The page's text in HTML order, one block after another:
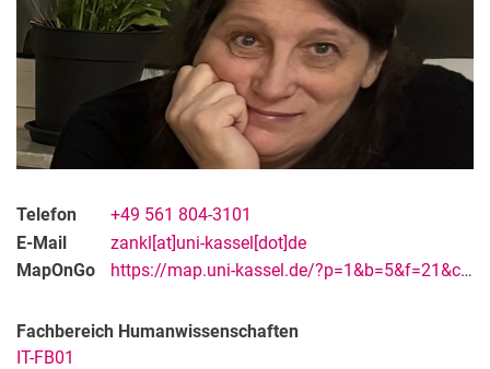
Informationsmanagement
Aktuelles
Nutzerservice
PC-Pool-Service
IT-Sicherheit
IT-Team
Anmeldung IT-Überblick
Telefon
+49 561 804-3101
E-Mail
zankl[at]uni-kassel[dot]de
MapOnGo
https://map.uni-kassel.de/?p=1&b=5&f=21&c=28413&l=9019&lang=de&fb=true&ff=true
Fachbereich Humanwissenschaften
IT-FB01